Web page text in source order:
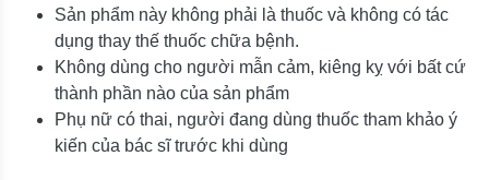
Sản phẩm này không phải là thuốc và không có tác
dụng thay thế thuốc chữa bệnh.
Không dùng cho người mẫn cảm, kiêng kỵ với bất cứ
thành phần nào của sản phẩm
Phụ nữ có thai, người đang dùng thuốc tham khảo ý
kiến của bác sĩ trước khi dùng